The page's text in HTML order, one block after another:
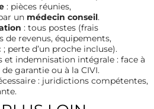
: pièces réunies,
un médecin conseil.
: tous postes (frais
de revenus, équipements,
perte d’un proche incluse).
et indemnisation intégrale : face à
de garantie ou à la CIVI.
: juridictions compétentes,